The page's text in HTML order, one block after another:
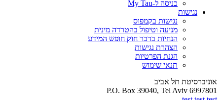
כניסה ל-My Tau
נגישות
נגישות בקמפוס
מניעה וטיפול בהטרדה מינית
הנחיות בדבר חוק חופש המידע
הצהרת נגישות
הגנת הפרטיות
תנאי שימוש
אוניברסיטת תל אביב
P.O. Box 39040, Tel Aviv 6997801